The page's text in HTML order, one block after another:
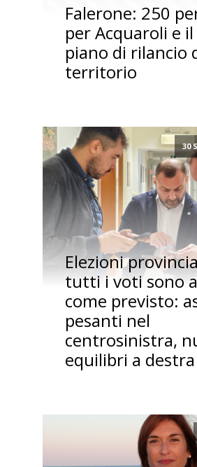
Falerone: 250
per Acquaroli e
piano di rilancio
territorio
30
Elezioni
tutti i voti sono
come previsto:
pesanti nel
centrosinistra,
equilibri a destra